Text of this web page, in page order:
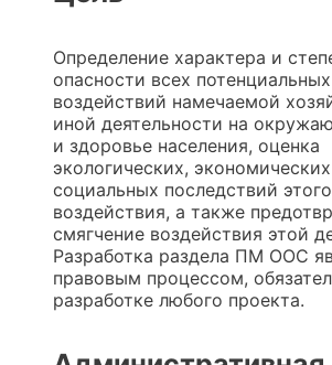
Определение характера и
опасности всех
воздействий намечаемой
иной деятельности на
и здоровье населения, оценка
экологических,
социальных последствий этого
воздействия, а также
смягчение воздействия этой
Разработка раздела ПМ ООС
правовым процессом,
разработке любого проекта.